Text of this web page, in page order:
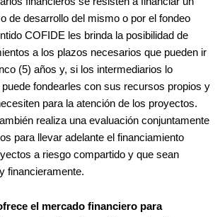
de desarrollo del mismo o por el fondeo
COFIDE les brinda la posibilidad de
a los plazos necesarios que pueden ir
(5) años y, si los intermediarios lo
fondearles con sus recursos propios y
para la atención de los proyectos.
realiza una evaluación conjuntamente
para llevar adelante el financiamiento
a riesgo compartido y que sean
financieramente.
el mercado financiero para